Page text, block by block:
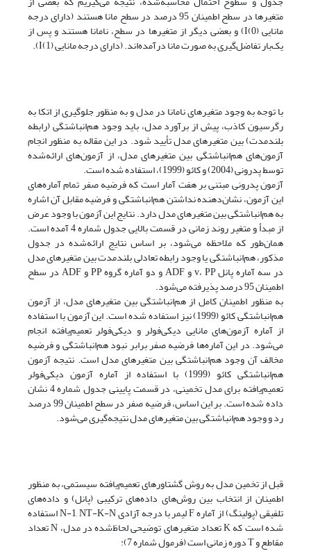
متغیرها در سطح اطمینان 95 درصد در سطح مانا هستند (دارای درجه
مانایی I(0)) و بعضی دیگر از متغیرها در سطح، نامانا هستند و پس از
یک‌بار تفاضل‌گیری به صورت مانا درآمده‌اند. (دارای درجه مانایی I(1)).
با توجه به وجود متغیرهای نامانا در مدل و به منظور جلوگیری از اتکا به
رگرسیون کاذب، پیش از برآورد مدل، باید وجود هم‌انباشتگی (رابطه
بلندمدت) بین متغیرهای مدل تأیید شود. در این مقاله به منظور انجام
آزمون‌های هم‌انباشتگی بین متغیرهای مدل‌، از آزمون‌های ارائه‌شده
توسط پدرونی (2004) و کائو (1999)، استفاده شده است.
آزمون پدرونی مبتنی بر هفت آمار است که فرضیه صفر تمام آماره‌های
این آزمون، نشان‌دهنده نداشتن هم‌انباشتگی و فرضیه مقابل آن اشاره
به هم‌انباشتگی بین متغیرهای مدل دارد. نتایج این آزمون با وجود عرض
از مبدأ و متغیر روند زمانی در قسمت بالایی جدول شماره 4 آمده است.
همان‌طور که ملاحظه می‌شود، بر اساس نتایج ارائه‌شده در جدول
مذکور، هم‌انباشتگی یا وجود رابطه تعادلی بلندمدت بین متغیرهای مدل
در سه آماره پانل v، PP و ADF و دو آماره گروه PP و ADF در سطح
اطمینان 95 درصد پذیرفته می‌شود.
به منظور اطمینان کامل از هم‌انباشتگی بین متغیرهای مدل، از آزمون
هم‌انباشتگی کائو (1999) نیز استفاده شده است. این آزمون با استفاده
از آماره آزمون‌های مانایی دیکی‌فولر و دیکی‌فولر تعمیم‌یافته انجام
می‌شود. در این آماره‌ها فرضیه صفر برابر نبود هم‌انباشتگی و فرضیه
مخالف آن وجود هم‌انباشتگی بین متغیرهای مدل است. نتیجه آزمون
هم‌انباشتگی کائو (1999) با استفاده از آماره آزمون دیکی‌فولر
تعمیم‌یافته برای مدل تخمینی، در قسمت پایینی جدول شماره 4 نشان
داده شده است. بر این اساس، فرضیه صفر در سطح اطمینان 99 درصد
رد و وجود هم‌انباشتگی بین متغیرهای مدل نتیجه‌گیری می‌شود.
قبل از تخمین مدل به روش گشتاورهای تعمیم‌یافته سیستمی، به منظور
اطمینان از انتخاب بین روش‌های داده‌های ترکیبی (پانل) و داده‌های
تلفیقی (پولینگ) از آماره F لیمر با درجه آزادی N-1, NT-K-N استفاده
شده است که K تعداد متغیرهای توضیحی لحاظ‌شده در مدل، N تعداد
مقاطع و T دوره زمانی است (فرمول شماره 7):